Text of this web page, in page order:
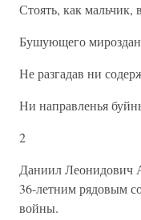
Стоять, как мальчик,
Бушующего
Не разгадав ни
Ни направленья
2
Даниил Леонидович
36-летним рядовым
войны.